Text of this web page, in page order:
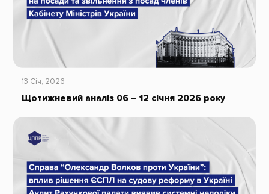
13 Січ, 2026
Щотижневий аналіз 06 – 12 січня 2026 року